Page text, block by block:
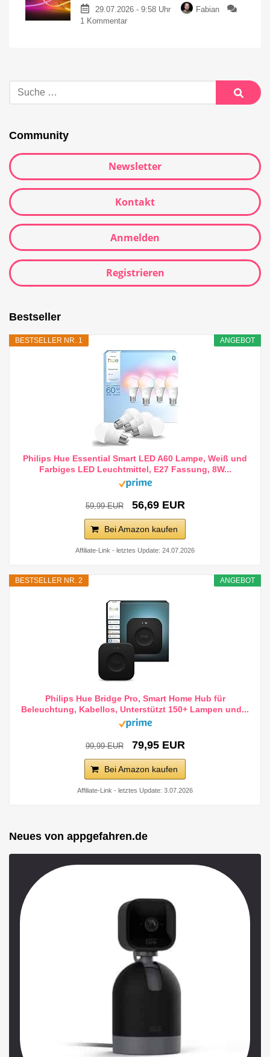
29.07.2026 - 9:58 Uhr
Fabian
1 Kommentar
Community
Newsletter
Kontakt
Anmelden
Registrieren
Bestseller
ANGEBOT
BESTSELLER NR. 1
Philips Hue Essential Smart LED A60 Lampe, Weiß und
Farbiges LED Leuchtmittel, E27 Fassung, 8W...
59,99 EUR 56,69 EUR
Bei Amazon kaufen
Affiliate-Link - letztes Update: 24.07.2026
ANGEBOT
BESTSELLER NR. 2
Philips Hue Bridge Pro, Smart Home Hub für
Beleuchtung, Kabellos, Unterstützt 150+ Lampen und...
99,99 EUR 79,95 EUR
Bei Amazon kaufen
Affiliate-Link - letztes Update: 3.07.2026
Neues von appgefahren.de